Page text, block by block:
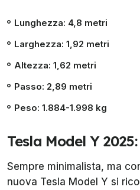
Lunghezza: 4,8 metri
Larghezza: 1,92 metri
Altezza: 1,62 metri
Passo: 2,89 metri
Peso: 1.884-1.998 kg
Tesla Model Y
Sempre minimalista, ma
nuova Tesla Model Y si